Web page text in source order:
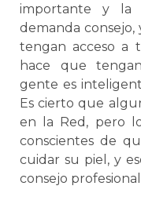
importante y la
demanda
tengan acceso a
hace que
gente es
Es cierto que
en la Red, pero
conscientes de
cuidar su piel, y
consejo